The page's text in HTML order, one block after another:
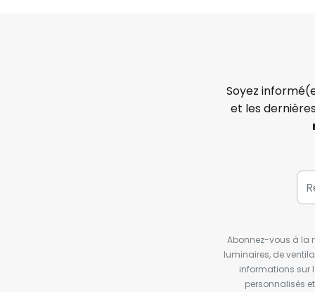
Soyez
et les
Abonnez-vous à la
luminaires, de
informations sur
personnalisés